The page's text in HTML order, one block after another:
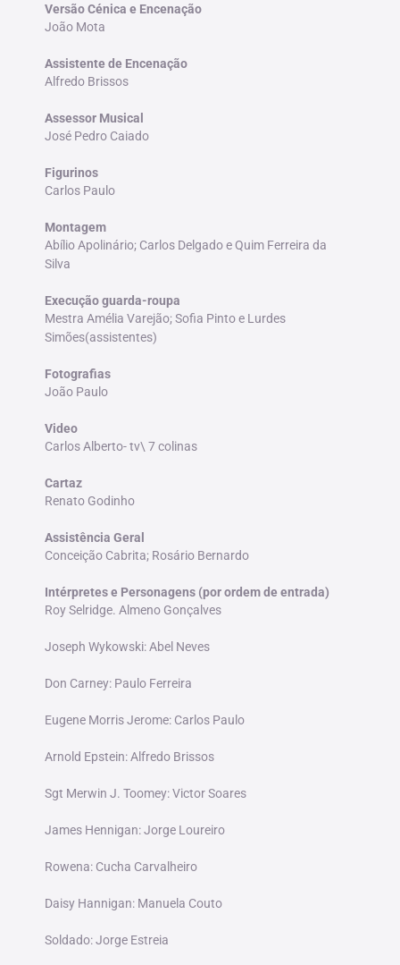
Versão Cénica e Encenação
João Mota
Assistente de Encenação
Alfredo Brissos
Assessor Musical
José Pedro Caiado
Figurinos
Carlos Paulo
Montagem
Abílio Apolinário; Carlos Delgado e Quim Ferreira da
Silva
Execução guarda-roupa
Mestra Amélia Varejão; Sofia Pinto e Lurdes
Simões(assistentes)
Fotografias
João Paulo
Video
Carlos Alberto- tv\ 7 colinas
Cartaz
Renato Godinho
Assistência Geral
Conceição Cabrita; Rosário Bernardo
Intérpretes e Personagens (por ordem de entrada)
Roy Selridge. Almeno Gonçalves
Joseph Wykowski: Abel Neves
Don Carney: Paulo Ferreira
Eugene Morris Jerome: Carlos Paulo
Arnold Epstein: Alfredo Brissos
Sgt Merwin J. Toomey: Victor Soares
James Hennigan: Jorge Loureiro
Rowena: Cucha Carvalheiro
Daisy Hannigan: Manuela Couto
Soldado: Jorge Estreia